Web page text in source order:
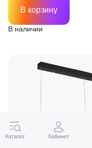
В наличии
В корзину
Каталог Кабинет